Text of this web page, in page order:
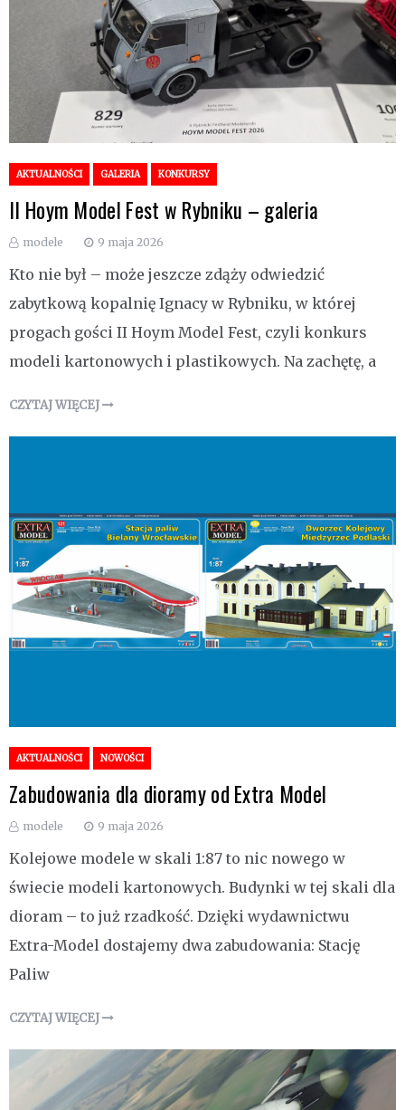
AKTUALNOŚCI GALERIA KONKURSY
II Hoym Model Fest w Rybniku – galeria
modele 9 maja 2026
Kto nie był – może jeszcze zdąży odwiedzić
zabytkową kopalnię Ignacy w Rybniku, w której
progach gości II Hoym Model Fest, czyli konkurs
modeli kartonowych i plastikowych. Na zachętę, a
CZYTAJ WIĘCEJ
AKTUALNOŚCI NOWOŚCI
Zabudowania dla dioramy od Extra Model
modele 9 maja 2026
Kolejowe modele w skali 1:87 to nic nowego w
świecie modeli kartonowych. Budynki w tej skali dla
dioram – to już rzadkość. Dzięki wydawnictwu
Extra-Model dostajemy dwa zabudowania: Stację
Paliw
CZYTAJ WIĘCEJ